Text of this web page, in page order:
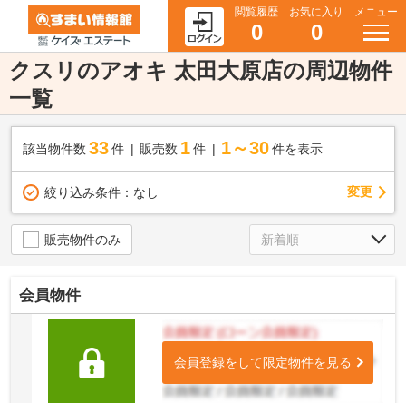
閲覧履歴
0
お気に入り
0
メニュー
クスリのアオキ 太田大原店の周辺物件
一覧
該当物件数 33件 販売数 1 件 1～30 件を表示
絞り込み条件： なし 変更
販売物件のみ
会員物件
会員登録をして限定物件を見る